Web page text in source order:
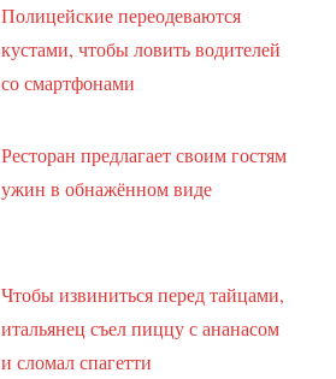
Полицейские переодеваются
кустами, чтобы ловить водителей
со смартфонами
Ресторан предлагает своим гостям
ужин в обнажённом виде
Чтобы извиниться перед тайцами,
итальянец съел пиццу с ананасом
и сломал спагетти